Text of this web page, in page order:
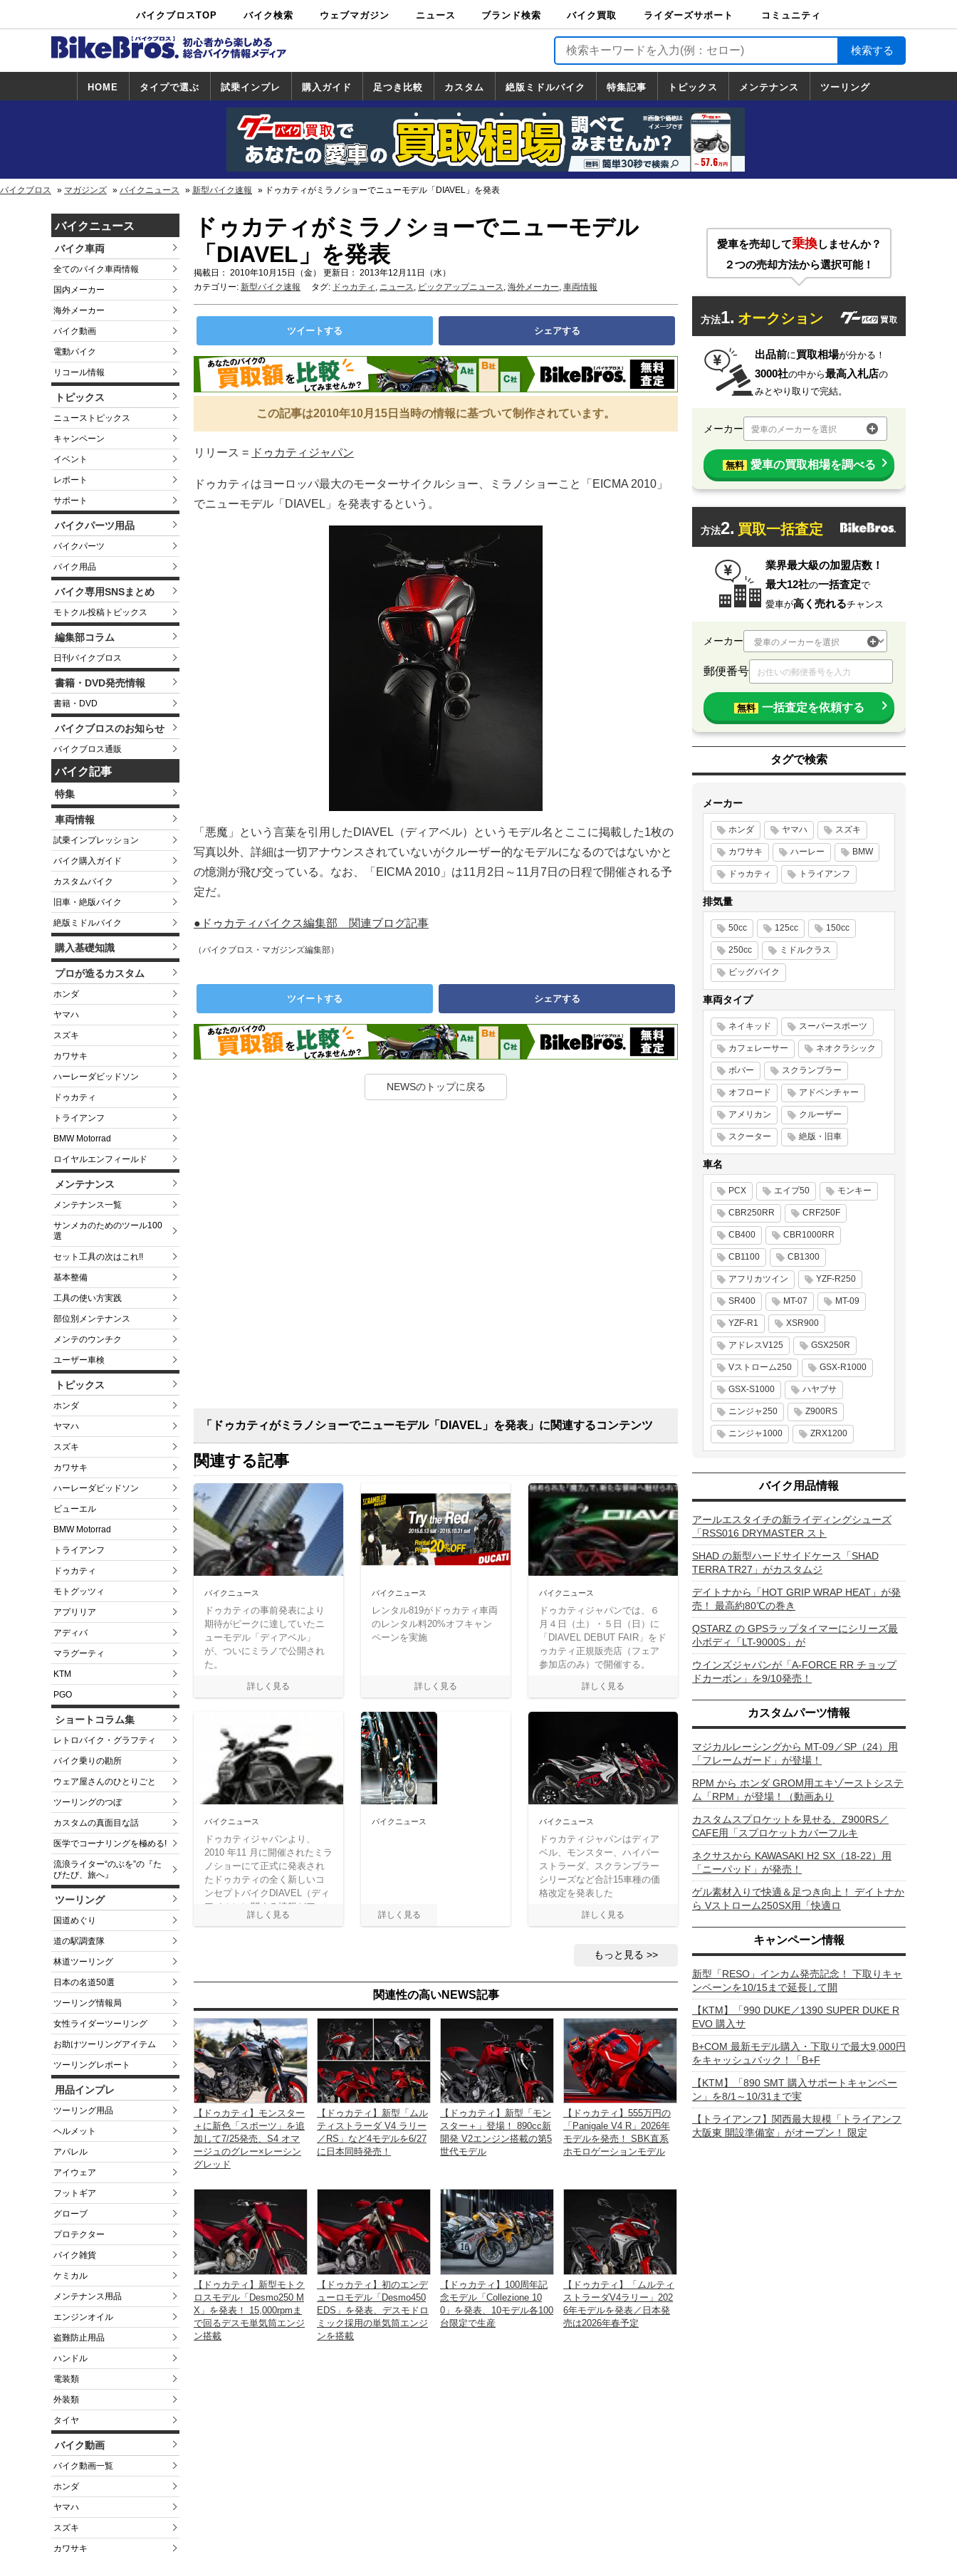
バイクブロスTOP バイク検索
中古バイ
ク・新車検
カタログ検
索
ショップ検
索
ウェブマガジン ニュース ブランド検索 バイク買取
バイク買取
ライダーズサポート
ライダーズサポート
TOP
バイク輸送
バイクガレージライ
フ
バイク車両保険
ロードサービス
バイク試乗
コミュニティ
HOME タイプで選ぶ 試乗インプレ
試乗インプレ
一覧
ホンダ
ヤマハ
スズキ
カワサキ
ハーレー
BMW
トライアンフ
ドゥカティ
購入ガイド
一覧
足つき比較 カスタム
カスタム
一覧
ホンダ
ヤマハ
スズキ
カワサキ
絶版ミドルバイク
絶版ミドルバイク
一覧
ホンダ
ヤマハ
スズキ
カワサキ
特集記事 トピックス
トピックス
一覧
ホンダ
ヤマハ
スズキ
カワサキ
ハーレーダ
ビッドソン
BMW
ドゥカティ
トライアン
フ
メンテナンス ツーリング
道の駅調査隊
ツーリング情報局
日本の道50選
国道めぐり
林道ツーリング
バイクブロス マガジンズ バイクニュース 新型バイク速報 ドゥカティがミラノショーでニューモデル「DIAVEL」を発表
バイクニュース
バイク車両
全てのバイク車両情報
国内メーカー
海外メーカー
バイク動画
電動バイク
リコール情報
トピックス
ニューストピックス
キャンペーン
イベント
レポート
サポート
バイクパーツ用品
バイクパーツ
バイク用品
バイク専用SNSまとめ
モトクル投稿トピックス
編集部コラム
日刊バイクブロス
書籍・DVD発売情報
書籍・DVD
バイクブロスのお知らせ
バイクブロス通販
バイク記事
特集
車両情報
試乗インプレッション
バイク購入ガイド
カスタムバイク
旧車・絶版バイク
絶版ミドルバイク
購入基礎知識
プロが造るカスタム
ホンダ
ヤマハ
スズキ
カワサキ
ハーレーダビッドソン
ドゥカティ
トライアンフ
BMW Motorrad
ロイヤルエンフィールド
メンテナンス
メンテナンス一覧
サンメカのためのツール100
選
セット工具の次はこれ!!
基本整備
工具の使い方実践
部位別メンテナンス
メンテのウンチク
ユーザー車検
トピックス
ホンダ
ヤマハ
スズキ
カワサキ
ハーレーダビッドソン
ビューエル
BMW Motorrad
トライアンフ
ドゥカティ
モトグッツィ
アプリリア
アディバ
マラグーティ
KTM
PGO
ショートコラム集
レトロバイク・グラフティ
バイク乗りの勘所
ウェア屋さんのひとりごと
ツーリングのつぼ
カスタムの真面目な話
医学でコーナリングを極める!
流浪ライター“のぶを”の『た
びたび、旅へ』
ツーリング
国道めぐり
道の駅調査隊
林道ツーリング
日本の名道50選
ツーリング情報局
女性ライダーツーリング
お助けツーリングアイテム
ツーリングレポート
用品インプレ
ツーリング用品
ヘルメット
アパレル
アイウェア
フットギア
グローブ
プロテクター
バイク雑貨
ケミカル
メンテナンス用品
エンジンオイル
盗難防止用品
ハンドル
電装類
外装類
タイヤ
バイク動画
バイク動画一覧
ホンダ
ヤマハ
スズキ
カワサキ
ドゥカティがミラノショーでニューモデル
「DIAVEL」を発表
掲載日： 2010年10月15日（金） 更新日： 2013年12月11日（水）
カテゴリー: 新型バイク速報 タグ: ドゥカティ , ニュース, ピックアップニュース, 海外メーカー, 車両情報
ツイートする シェアする
この記事は2010年10月15日当時の情報に基づいて制作されています。
リリース = ドゥカティジャパン
ドゥカティはヨーロッパ最大のモーターサイクルショー、ミラノショーこと「EICMA 2010」
でニューモデル「DIAVEL」を発表するという。
「悪魔」という言葉を引用したDIAVEL（ディアベル）というモデル名とここに掲載した1枚の
写真以外、詳細は一切アナウンスされていないがクルーザー的なモデルになるのではないかと
の憶測が飛び交っている。なお、「EICMA 2010」は11月2日～11月7日の日程で開催される予
定だ。
●ドゥカティバイクス編集部 関連ブログ記事
（バイクブロス・マガジンズ編集部）
ツイートする シェアする
NEWSのトップに戻る
「ドゥカティがミラノショーでニューモデル「DIAVEL」を発表」に関連するコンテンツ
関連する記事
バイクニュース
ドゥカティの事前発表により
期待がピークに達していたニ
ューモデル「ディアベル」
が、ついにミラノで公開され
た。
バイクニュース
レンタル819がドゥカティ車両
のレンタル料20%オフキャン
ペーンを実施
バイクニュース
ドゥカティジャパンでは、６
月４日（土）・５日（日）に
「DIAVEL DEBUT FAIR」をド
ゥカティ正規販売店（フェア
参加店のみ）で開催する。
バイクニュース
ドゥカティジャパンより、
2010 年11 月に開催されたミラ
ノショーにて正式に発表され
たドゥカティの全く新しいコ
ンセプトバイクDIAVEL（ディ
アベル）に関する情報がアッ
プデートされた。
バイクニュース バイクニュース
ドゥカティジャパンはディア
ベル、モンスター、ハイパー
ストラーダ、スクランブラー
シリーズなど合計15車種の価
格改定を発表した
もっと見る
関連性の高いNEWS記事
【ドゥカティ】モンスター
＋に新色「スポーツ」を追
加して7/25発売、S4 オマ
ージュのグレー×レーシン
グレッド
【ドゥカティ】新型「ムル
ティストラーダ V4 ラリー
／RS」など4モデルを6/27
に日本同時発売！
【ドゥカティ】新型「モン
スター＋」登場！ 890cc新
開発 V2エンジン搭載の第5
世代モデル
【ドゥカティ】555万円の
「Panigale V4 R」2026年
モデルを発売！ SBK直系
ホモロゲーションモデル
【ドゥカティ】新型モトク
ロスモデル「Desmo250 M
X」を発表！ 15,000rpmま
で回るデスモ単気筒エンジ
ン搭載
【ドゥカティ】初のエンデ
ューロモデル「Desmo450
EDS」を発表、デスモドロ
ミック採用の単気筒エンジ
ンを搭載
【ドゥカティ】100周年記
念モデル「Collezione 10
0」を発表、10モデル各100
台限定で生産
【ドゥカティ】「ムルティ
ストラーダV4ラリー」202
6年モデルを発表／日本発
売は2026年春予定
愛車を売却して乗換しませんか？
２つの売却方法から選択可能！
方法1. オークション
出品前に買取相場が分かる！
3000社の中から最高入札店の
みとやり取りで完結。
メーカー 愛車のメーカーを選択
無料 愛車の買取相場を調べる
方法2. 買取一括査定
業界最大級の加盟店数！
最大12社の一括査定で
愛車が高く売れるチャンス
メーカー
郵便番号
無料 一括査定を依頼する
タグで検索
メーカー
ホンダ ヤマハ スズキ
カワサキ ハーレー BMW
ドゥカティ トライアンフ
排気量
50cc 125cc 150cc
250cc ミドルクラス
ビッグバイク
車両タイプ
ネイキッド スーパースポーツ
カフェレーサー ネオクラシック
ボバー スクランブラー
オフロード アドベンチャー
アメリカン クルーザー
スクーター 絶版・旧車
車名
PCX エイプ50 モンキー
CBR250RR CRF250F
CB400 CBR1000RR
CB1100 CB1300
アフリカツイン YZF-R250
SR400 MT-07 MT-09
YZF-R1 XSR900
アドレスV125 GSX250R
Vストローム250 GSX-R1000
GSX-S1000 ハヤブサ
ニンジャ250 Z900RS
ニンジャ1000 ZRX1200
バイク用品情報
アールエスタイチの新ライディングシューズ
「RSS016 DRYMASTER スト
SHAD の新型ハードサイドケース「SHAD
TERRA TR27」がカスタムジ
デイトナから「HOT GRIP WRAP HEAT」が発
売！ 最高約80℃の巻き
QSTARZ の GPSラップタイマーにシリーズ最
小ボディ「LT-9000S」が
ウインズジャパンが「A-FORCE RR チョップ
ドカーボン」を9/10発売！
カスタムパーツ情報
マジカルレーシングから MT-09／SP（24）用
「フレームガード」が登場！
RPM から ホンダ GROM用エキゾーストシステ
ム「RPM」が登場！（動画あり
カスタムスプロケットを見せる、Z900RS／
CAFE用「スプロケットカバーフルキ
ネクサスから KAWASAKI H2 SX（18-22）用
「ニーパッド」が発売！
ゲル素材入りで快適＆足つき向上！ デイトナか
ら Vストローム250SX用「快適ロ
キャンペーン情報
新型「RESO」インカム発売記念！ 下取りキャ
ンペーンを10/15まで延長して開
【KTM】「990 DUKE／1390 SUPER DUKE R
EVO 購入サ
B+COM 最新モデル購入・下取りで最大9,000円
をキャッシュバック！「B+F
【KTM】「890 SMT 購入サポートキャンペー
ン」を8/1～10/31まで実
【トライアンフ】関西最大規模「トライアンフ
大阪東 開設準備室」がオープン！ 限定